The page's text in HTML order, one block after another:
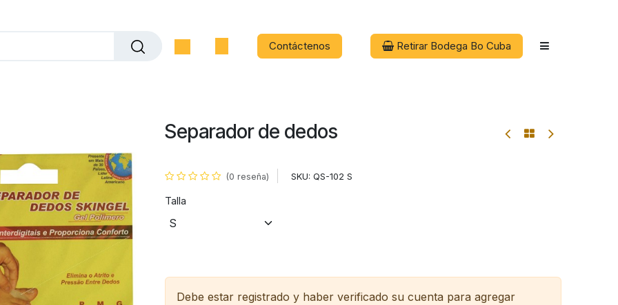
Contáctenos Retirar Bodega Bo Cuba
Separador de dedos
(0 reseña) SKU: QS-102 S
Talla
Debe estar registrado y haber verificado su cuenta para agregar